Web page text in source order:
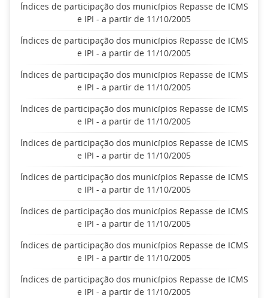
Índices de participação dos municípios Repasse de ICMS
e IPI - a partir de 11/10/2005
Índices de participação dos municípios Repasse de ICMS
e IPI - a partir de 11/10/2005
Índices de participação dos municípios Repasse de ICMS
e IPI - a partir de 11/10/2005
Índices de participação dos municípios Repasse de ICMS
e IPI - a partir de 11/10/2005
Índices de participação dos municípios Repasse de ICMS
e IPI - a partir de 11/10/2005
Índices de participação dos municípios Repasse de ICMS
e IPI - a partir de 11/10/2005
Índices de participação dos municípios Repasse de ICMS
e IPI - a partir de 11/10/2005
Índices de participação dos municípios Repasse de ICMS
e IPI - a partir de 11/10/2005
Índices de participação dos municípios Repasse de ICMS
e IPI - a partir de 11/10/2005